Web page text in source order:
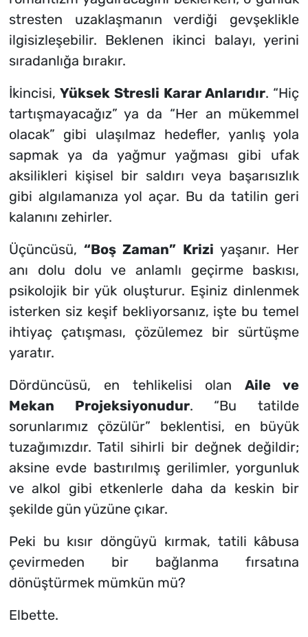
stresten uzaklaşmanın verdiği gevşeklikle
ilgisizleşebilir. Beklenen ikinci balayı, yerini
sıradanlığa bırakır.
İkincisi,Yüksek Stresli Karar Anlarıdır. “Hiç
tartışmayacağız” ya da “Her an mükemmel
olacak” gibi ulaşılmaz hedefler, yanlış yola
sapmak ya da yağmur yağması gibi ufak
aksilikleri kişisel bir saldırı veya başarısızlık
gibi algılamanıza yol açar. Bu da tatilin geri
kalanını zehirler.
Üçüncüsü,“Boş Zaman” Krizi yaşanır. Her
anı dolu dolu ve anlamlı geçirme baskısı,
psikolojik bir yük oluşturur. Eşiniz dinlenmek
isterken siz keşif bekliyorsanız, işte bu temel
ihtiyaç çatışması, çözülemez bir sürtüşme
yaratır.
Dördüncüsü, en tehlikelisi olanAile ve
Mekan Projeksiyonudur. “Bu tatilde
sorunlarımız çözülür” beklentisi, en büyük
tuzağımızdır. Tatil sihirli bir değnek değildir;
aksine evde bastırılmış gerilimler, yorgunluk
ve alkol gibi etkenlerle daha da keskin bir
şekilde gün yüzüne çıkar.
Peki bu kısır döngüyü kırmak, tatili kâbusa
çevirmeden bir bağlanma fırsatına
dönüştürmek mümkün mü?
Elbette.